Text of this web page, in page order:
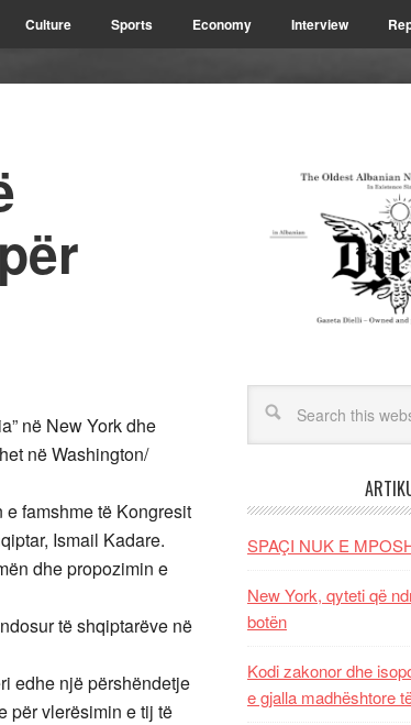
Culture Sports Economy Interview
në New York dhe
në Washington/
famshme të Kongresit
Ismail Kadare.
dhe propozimin e
të shqiptarëve në
edhe një përshëndetje
për vlerësimin e tij të
SPAÇI NUK E
New York, qyteti që
botën
Kodi zakonor dhe
e gjalla madhështore